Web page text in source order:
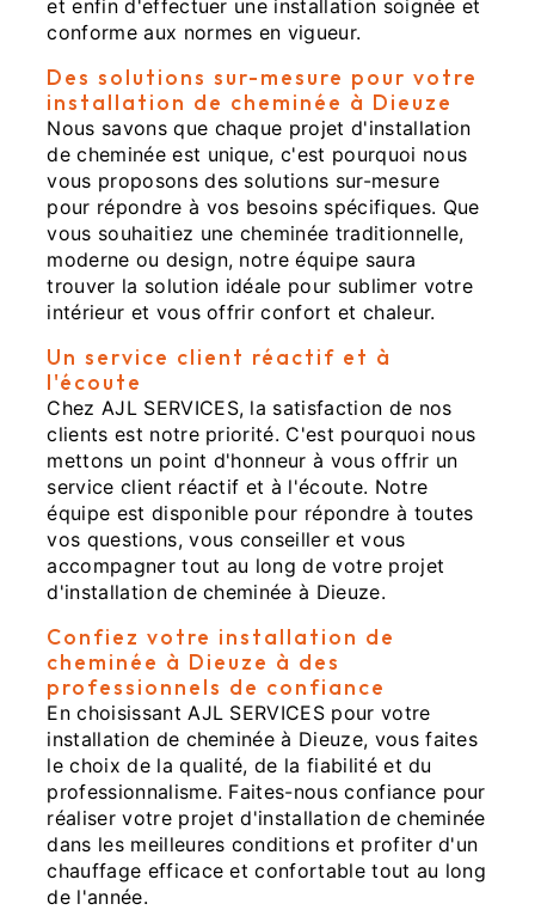
et enfin d'effectuer une installation soignée et
conforme aux normes en vigueur.
Des solutions sur-mesure pour votre
installation de cheminée à Dieuze
Nous savons que chaque projet d'installation
de cheminée est unique, c'est pourquoi nous
vous proposons des solutions sur-mesure
pour répondre à vos besoins spécifiques. Que
vous souhaitiez une cheminée traditionnelle,
moderne ou design, notre équipe saura
trouver la solution idéale pour sublimer votre
intérieur et vous offrir confort et chaleur.
Un service client réactif et à
l'écoute
Chez AJL SERVICES, la satisfaction de nos
clients est notre priorité. C'est pourquoi nous
mettons un point d'honneur à vous offrir un
service client réactif et à l'écoute. Notre
équipe est disponible pour répondre à toutes
vos questions, vous conseiller et vous
accompagner tout au long de votre projet
d'installation de cheminée à Dieuze.
Confiez votre installation de
cheminée à Dieuze à des
professionnels de confiance
En choisissant AJL SERVICES pour votre
installation de cheminée à Dieuze, vous faites
le choix de la qualité, de la fiabilité et du
professionnalisme. Faites-nous confiance pour
réaliser votre projet d'installation de cheminée
dans les meilleures conditions et profiter d'un
chauffage efficace et confortable tout au long
de l'année.